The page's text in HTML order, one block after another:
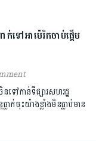
ៅអាម៉េរិកចាប់ផ្តើម
ៅកាន់ទីផ្សារសហរដ្ឋ
ាក់ចុះយ៉ាងខ្លាំងមិនធ្លាប់មាន